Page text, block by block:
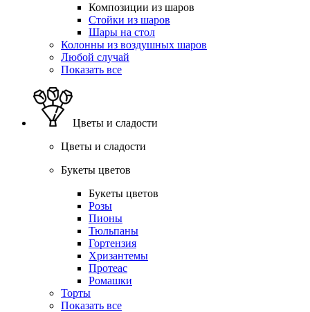
Композиции из шаров
Стойки из шаров
Шары на стол
Колонны из воздушных шаров
Любой случай
Показать все
Цветы и сладости
Цветы и сладости
Букеты цветов
Букеты цветов
Розы
Пионы
Тюльпаны
Гортензия
Хризантемы
Протеас
Ромашки
Торты
Показать все